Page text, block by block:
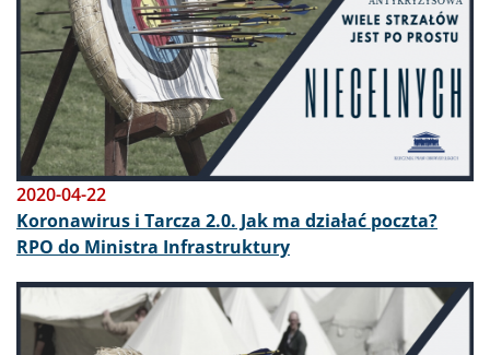
2020-04-22
Koronawirus i Tarcza 2.0. Jak ma działać poczta?
RPO do Ministra Infrastruktury
Obraz